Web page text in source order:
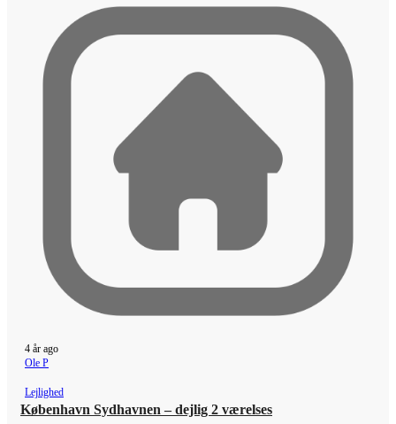
4 år ago
Ole P
Lejlighed
København Sydhavnen – dejlig 2 værelses